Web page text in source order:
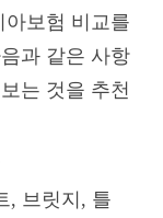
보험 비교를
과 같은 사항
는 것을 추천
, 브릿지, 틀